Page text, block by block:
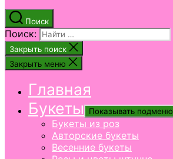
Поиск
Поиск:
Закрыть поиск
Закрыть меню
Главная
Букеты
Показывать подменю
Букеты из роз
Авторские букеты
Весенние букеты